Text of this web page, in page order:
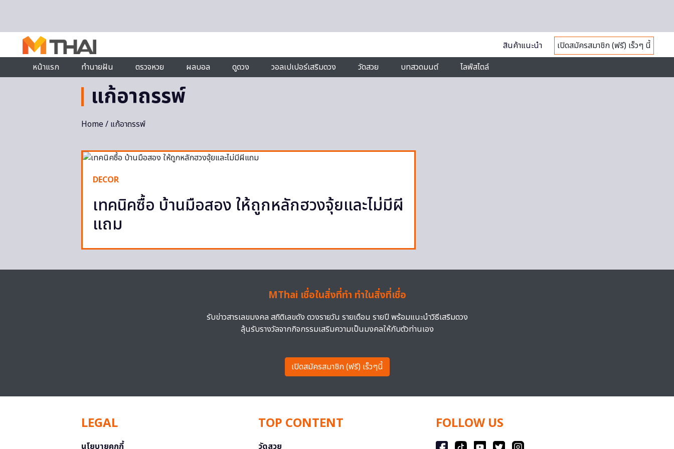
สินค้าแนะนำ
เปิดสมัครสมาชิก (ฟรี) เร็วๆ นี้
หน้าแรก
ทำนายฝัน ตรวจหวย ผลบอล ดูดวง วอลเปเปอร์เสริมดวง วัดสวย บทสวดมนต์ ไลฟ์สไตล์
แก้อาถรรพ์
Home/ แก้อาถรรพ์
DECOR
เทคนิคซื้อ บ้านมือสอง ให้ถูกหลักฮวงจุ้ยและไม่มีผี
แถม
MThai เชื่อในสิ่งที่ทำ ทำในสิ่งที่เชื่อ
รับข่าวสารเลขมงคล สถิติเลขดัง ดวงรายวัน รายเดือน รายปี พร้อมแนะนำวิธีเสริมดวง
ลุ้นรับรางวัลจากกิจกรรมเสริมความเป็นมงคลให้กับตัวท่านเอง
เปิดสมัครสมาชิก (ฟรี) เร็วๆนี้
LEGAL
นโยบายคุกกี้
TOP CONTENT
วัดสวย
FOLLOW US